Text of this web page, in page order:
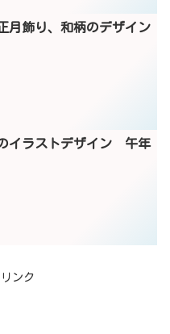
月飾り、和柄のデザイン
イラストデザイン 午年
ンク